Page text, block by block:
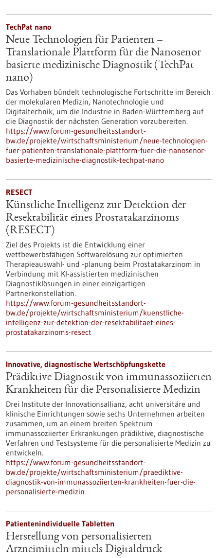
TechPat nano
Neue Technologien für Patienten –
Translationale Plattform für die Nanosenor
basierte medizinische Diagnostik (TechPat
nano)
Das Vorhaben bündelt technologische Fortschritte im Bereich
der molekularen Medizin, Nanotechnologie und
Digitaltechnik, um die Industrie in Baden-Württemberg auf
die Diagnostik der nächsten Generation vorzubereiten.
https://www.forum-gesundheitsstandort-
bw.de/projekte/wirtschaftsministerium/neue-technologien-
fuer-patienten-translationale-plattform-fuer-die-nanosenor-
basierte-medizinische-diagnostik-techpat-nano
RESECT
Künstliche Intelligenz zur Detektion der
Resektabilität eines Prostatakarzinoms
(RESECT)
Ziel des Projekts ist die Entwicklung einer
wettbewerbsfähigen Softwarelösung zur optimierten
Therapieauswahl- und -planung beim Prostatakarzinom in
Verbindung mit KI-assistierten medizinischen
Diagnostiklösungen in einer einzigartigen
Partnerkonstellation.
https://www.forum-gesundheitsstandort-
bw.de/projekte/wirtschaftsministerium/kuenstliche-
intelligenz-zur-detektion-der-resektabilitaet-eines-
prostatakarzinoms-resect
Innovative, diagnostische Wertschöpfungskette
Prädiktive Diagnostik von immunassoziierten
Krankheiten für die Personalisierte Medizin
Drei Institute der Innovationsallianz, acht universitäre und
klinische Einrichtungen sowie sechs Unternehmen arbeiten
zusammen, um an einem breiten Spektrum
immunassoziierter Erkrankungen prädiktive, diagnostische
Verfahren und Testsysteme für die personalisierte Medizin zu
entwickeln.
https://www.forum-gesundheitsstandort-
bw.de/projekte/wirtschaftsministerium/praediktive-
diagnostik-von-immunassoziierten-krankheiten-fuer-die-
personalisierte-medizin
Patientenindividuelle Tabletten
Herstellung von personalisierten
Arzneimitteln mittels Digitaldruck